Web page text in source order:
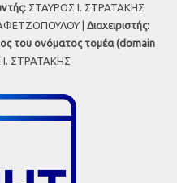
ΣΤΑΥΡΟΣ Ι. ΣΤΡΑΤΑΚΗΣ
| Διαχειριστής:
του ονόματος τομέα (domain
ΣΤΡΑΤΑΚΗΣ